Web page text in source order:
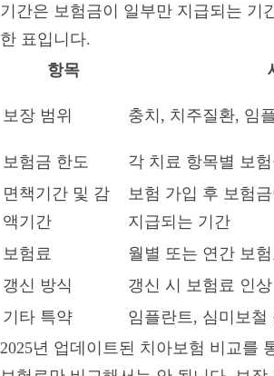
기간은 보험금이 일부만 지급되는 기
한 표입니다.
항목
보장 범위 충치, 치주질환, 임
보험금 한도
각 치료 항목별 보
면책기간 및 감
액기간
보험 가입 후 보험
지급되는 기간
보험료 월별 또는 연간 보험
갱신 방식
갱신 시 보험료 인
기타 특약
임플란트, 심미보
2025년 업데이트된 치아보험 비교를